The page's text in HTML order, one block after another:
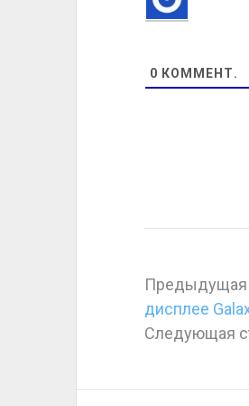
0 КОММЕНТ.
Предыдущая
дисплее
Следующая